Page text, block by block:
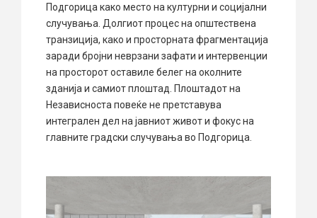
Подгорица како место на културни и социјални
случувања. Долгиот процес на општествена
транзиција, како и просторната фрагментација
заради бројни неврзани зафати и интервенции
на просторот оставиле белег на околните
зданија и самиот плоштад. Плоштадот на
Независноста повеќе не претставува
интегрален дел на јавниот живот и фокус на
главните градски случувања во Подгорица.